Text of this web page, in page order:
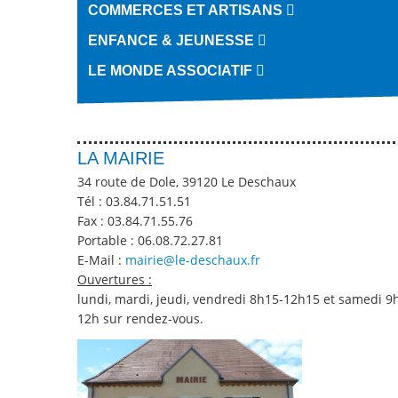
COMMERCES ET ARTISANS
ENFANCE & JEUNESSE
LE MONDE ASSOCIATIF
LA MAIRIE
34 route de Dole, 39120 Le Deschaux
Tél : 03.84.71.51.51
Fax : 03.84.71.55.76
Portable : 06.08.72.27.81
E-Mail : mairie@le-deschaux.fr
Ouvertures :
lundi, mardi, jeudi, vendredi 8h15-12h15 et samedi
12h sur rendez-vous.